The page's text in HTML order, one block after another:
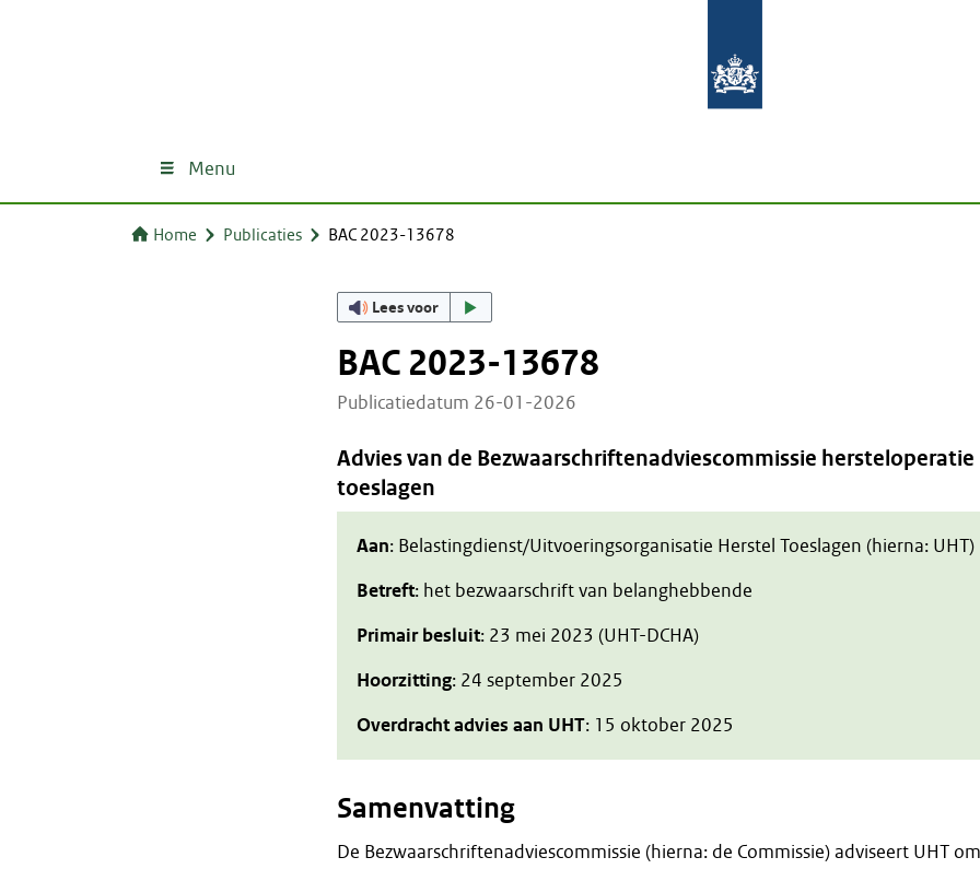
Menu
Home Publicaties BAC 2023-13678
Lees voor
BAC 2023-13678
Publicatiedatum 26-01-2026
Advies van de Bezwaarschriftenadviescommissie hersteloperatie
toeslagen
Aan: Belastingdienst/Uitvoeringsorganisatie Herstel Toeslagen (hierna: UHT)
Betreft: het bezwaarschrift van belanghebbende
Primair besluit: 23 mei 2023 (UHT-DCHA)
Hoorzitting: 24 september 2025
Overdracht advies aan UHT: 15 oktober 2025
Samenvatting
De Bezwaarschriftenadviescommissie (hierna: de Commissie) adviseert UHT om